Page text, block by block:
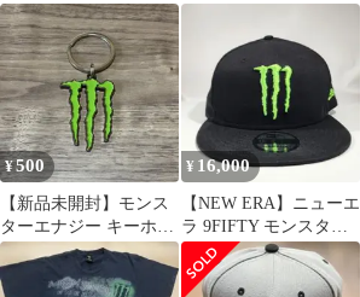
黒
ッカー 3枚セット
¥500
【新品未開封】モンス
ターエナジー キーホル
ダー ロゴ 非売品③
¥ 16,000
​【NEW ERA】ニューエ
ラ 9FIFTY モンスター
エナジー コラボキャッ
プ